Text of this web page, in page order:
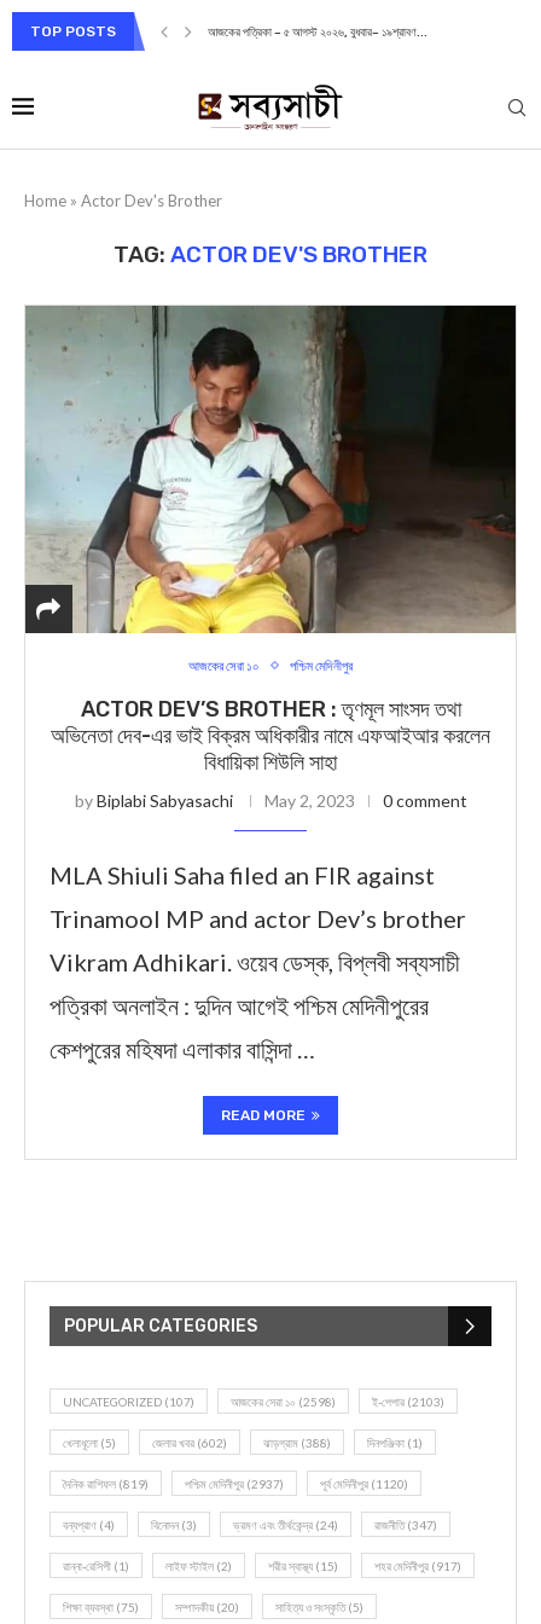
TOP POSTS আজকের পত্রিকা – ৫ আগস্ট ২০২৬, বুধবার– ১৯শ্রাবণ...
Home » Actor Dev's Brother
TAG: ACTOR DEV'S BROTHER
আজকের সেরা ১০ পশ্চিম মেদিনীপুর
ACTOR DEV’S BROTHER : তৃণমূল সাংসদ তথা
অভিনেতা দেব-এর ভাই বিক্রম অধিকারীর নামে এফআইআর করলেন
বিধায়িকা শিউলি সাহা
byBiplabi Sabyasachi May 2, 2023 0 comment
MLA Shiuli Saha filed an FIR against
Trinamool MP and actor Dev’s brother
Vikram Adhikari. ওয়েব ডেস্ক, বিপ্লবী সব্যসাচী
পত্রিকা অনলাইন : দুদিন আগেই পশ্চিম মেদিনীপুরের
কেশপুরের মহিষদা এলাকার বাসিন্দা …
READ MORE
POPULAR CATEGORIES
UNCATEGORIZED (107) আজকের সেরা ১০ (2598) ই-পেপার (2103)
খেলাধূলো (5) জেলার খবর (602) ঝাড়গ্রাম (388) দিনপঞ্জিকা (1)
দৈনিক রাশিফল (819) পশ্চিম মেদিনীপুর (2937) পূর্ব মেদিনীপুর (1120)
বন্যপ্রাণ (4) বিনোদন(3) ভ্রমণ এবং তীর্থকেন্দ্র (24) রাজনীতি(347)
রান্না-রেসিপী (1) লাইফ স্টাইল (2) শরীর স্বাস্থ্য (15) শহর মেদিনীপুর (917)
শিক্ষা ব্যবস্থা (75) সম্পাদকীয় (20) সাহিত্য ও সংস্কৃতি(5)